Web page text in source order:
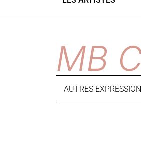
MB
AUTRES